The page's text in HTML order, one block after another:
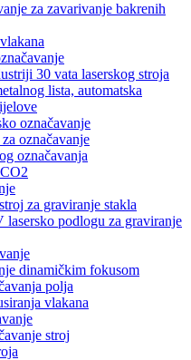
za zavarivanje bakrenih
30 vata laserskog stroja
lista, automatska
označavanje
označavanje
označavanja
za graviranje stakla
podlogu za graviranje
dinamičkim fokusom
polja
vlakana
stroj